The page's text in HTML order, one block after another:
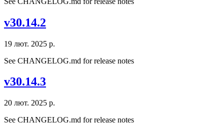
v30.14.2
19 лют. 2025 р.
See CHANGELOG.md for release notes
v30.14.3
20 лют. 2025 р.
See CHANGELOG.md for release notes